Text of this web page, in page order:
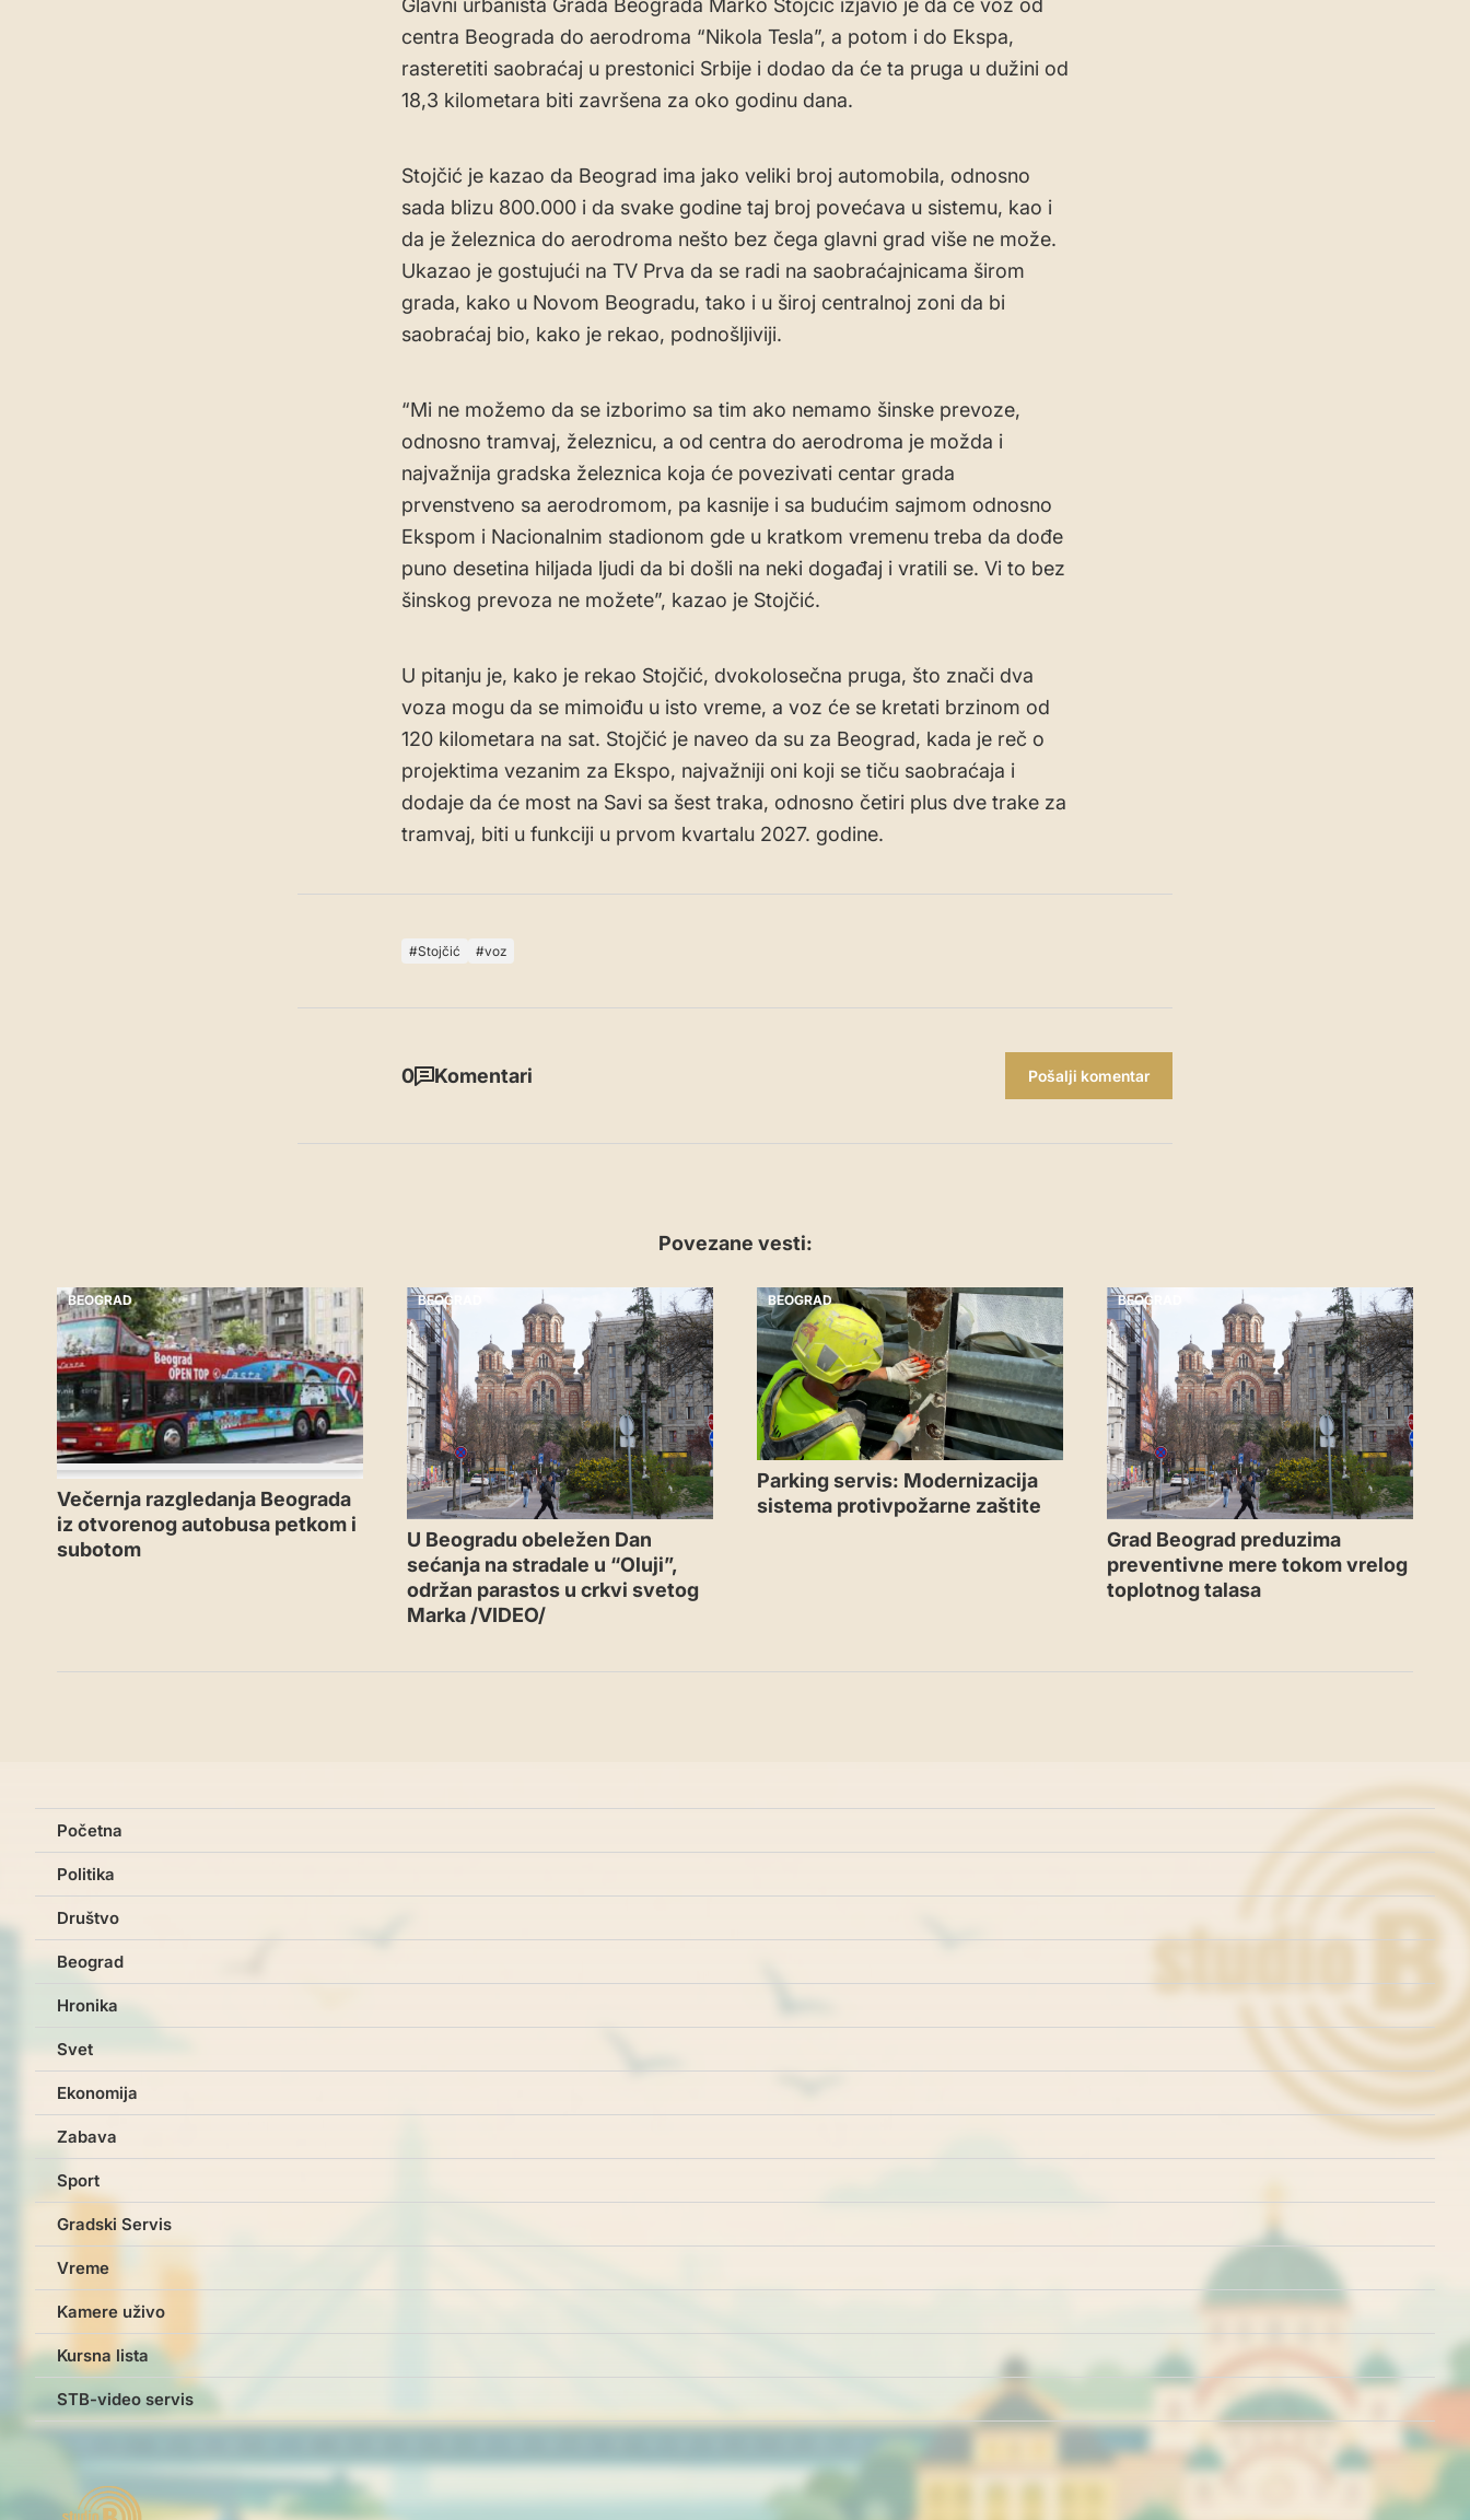
Glavni urbanista Grada Beograda Marko Stojčić izjavio je da će voz od
centra Beograda do aerodroma “Nikola Tesla”, a potom i do Ekspa,
rasteretiti saobraćaj u prestonici Srbije i dodao da će ta pruga u dužini od
18,3 kilometara biti završena za oko godinu dana.
Stojčić je kazao da Beograd ima jako veliki broj automobila, odnosno
sada blizu 800.000 i da svake godine taj broj povećava u sistemu, kao i
da je železnica do aerodroma nešto bez čega glavni grad više ne može.
Ukazao je gostujući na TV Prva da se radi na saobraćajnicama širom
grada, kako u Novom Beogradu, tako i u široj centralnoj zoni da bi
saobraćaj bio, kako je rekao, podnošljiviji.
“Mi ne možemo da se izborimo sa tim ako nemamo šinske prevoze,
odnosno tramvaj, železnicu, a od centra do aerodroma je možda i
najvažnija gradska železnica koja će povezivati centar grada
prvenstveno sa aerodromom, pa kasnije i sa budućim sajmom odnosno
Ekspom i Nacionalnim stadionom gde u kratkom vremenu treba da dođe
puno desetina hiljada ljudi da bi došli na neki događaj i vratili se. Vi to bez
šinskog prevoza ne možete”, kazao je Stojčić.
U pitanju je, kako je rekao Stojčić, dvokolosečna pruga, što znači dva
voza mogu da se mimoiđu u isto vreme, a voz će se kretati brzinom od
120 kilometara na sat. Stojčić je naveo da su za Beograd, kada je reč o
projektima vezanim za Ekspo, najvažniji oni koji se tiču saobraćaja i
dodaje da će most na Savi sa šest traka, odnosno četiri plus dve trake za
tramvaj, biti u funkciji u prvom kvartalu 2027. godine.
Stojčić voz
0 Komentari Pošalji komentar
Povezane vesti:
BEOGRAD
Večernja razgledanja Beograda
iz otvorenog autobusa petkom i
subotom
BEOGRAD
U Beogradu obeležen Dan
sećanja na stradale u “Oluji”,
održan parastos u crkvi svetog
Marka /VIDEO/
BEOGRAD
Parking servis: Modernizacija
sistema protivpožarne zaštite
BEOGRAD
Grad Beograd preduzima
preventivne mere tokom vrelog
toplotnog talasa
Početna
Politika
Društvo
Beograd
Hronika
Svet
Ekonomija
Zabava
Sport
Gradski Servis
Vreme
Kamere uživo
Kursna lista
STB-video servis